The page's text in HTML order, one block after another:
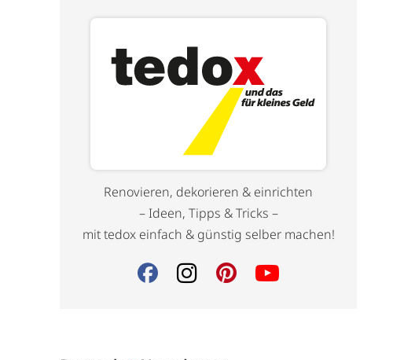
Renovieren, dekorieren & einrichten
– Ideen, Tipps & Tricks –
mit tedox einfach & günstig selber machen!